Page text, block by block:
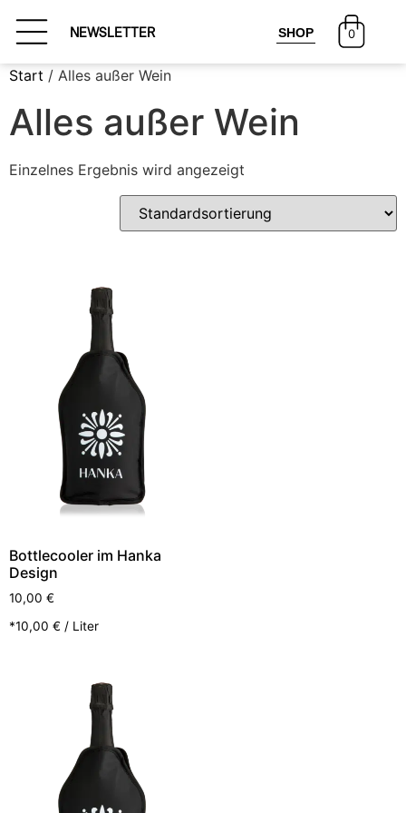
NEWSLETTER SHOP 0
Start / Alles außer Wein
Alles außer Wein
Einzelnes Ergebnis wird angezeigt
Bottlecooler im Hanka
Design
10,00 €
*10,00 € / Liter